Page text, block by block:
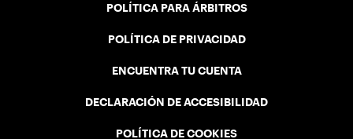
POLÍTICA PARA ÁRBITROS
POLÍTICA DE PRIVACIDAD
ENCUENTRA TU CUENTA
DECLARACIÓN DE ACCESIBILIDAD
POLÍTICA DE COOKIES